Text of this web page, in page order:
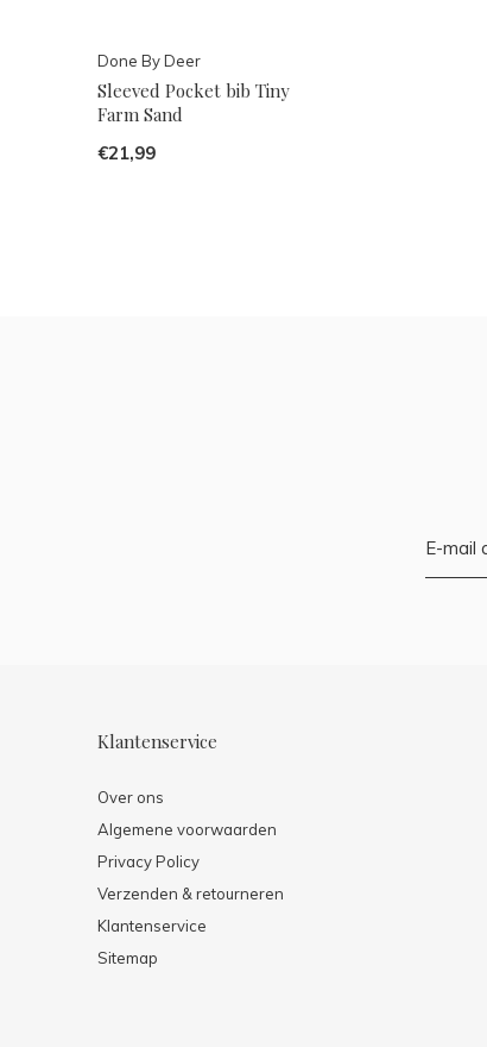
Done By Deer
Sleeved Pocket bib Tiny
Farm Sand
€21,99
Klantenservice
Over ons
Algemene voorwaarden
Privacy Policy
Verzenden & retourneren
Klantenservice
Sitemap